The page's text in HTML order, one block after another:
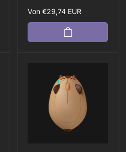
Normaler
Preis
Von €29,74 EUR